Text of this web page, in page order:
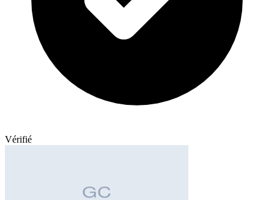
Vérifié